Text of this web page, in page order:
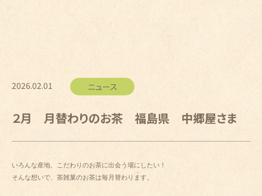
2026.02.01 ニュース
２月 月替わりのお茶 福島県 中郷屋さま
いろんな産地、こだわりのお茶に出会う場にしたい！
そんな想いで、茶雑菓のお茶は毎月替わります。